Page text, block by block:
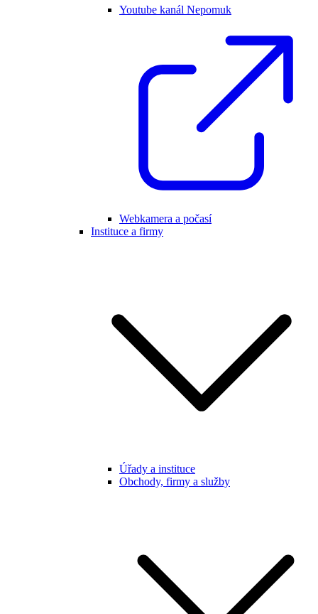
Youtube kanál Nepomuk
Webkamera a počasí
Instituce a firmy
Úřady a instituce
Obchody, firmy a služby